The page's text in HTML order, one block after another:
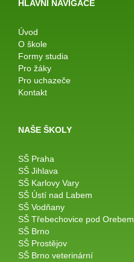
HLAVNÍ NAVIGACE
Úvod
O škole
Formy studia
Pro žáky
Pro uchazeče
Kontakt
NAŠE ŠKOLY
SŠ Praha
SŠ Jihlava
SŠ Karlovy Vary
SŠ Ústí nad Labem
SŠ Vodňany
SŠ Třebechovice pod Orebem
SŠ Brno
SŠ Prostějov
SŠ Brno veterinární